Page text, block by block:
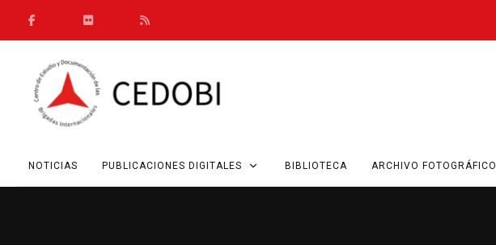
NOTICIAS PUBLICACIONES DIGITALES BIBLIOTECA ARCHIVO FOTOGRÁFICO